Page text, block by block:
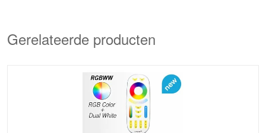
Gerelateerde producten